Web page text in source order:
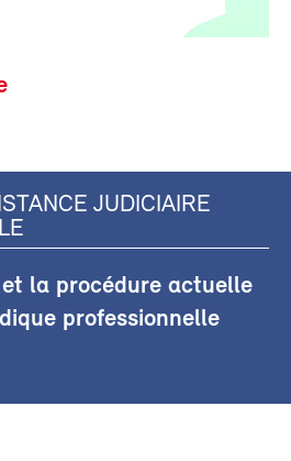
JUDICIAIRE
et la procédure actuelle
professionnelle